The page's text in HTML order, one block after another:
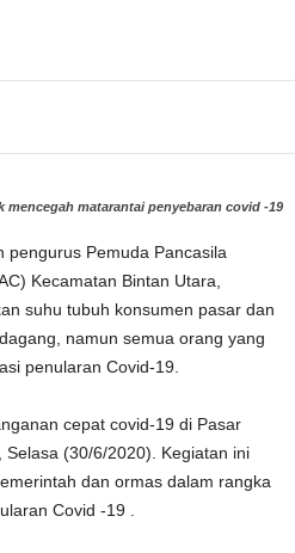
mencegah matarantai penyebaran covid -19
pengurus Pemuda Pancasila
Kecamatan Bintan Utara,
suhu tubuh konsumen pasar dan
namun semua orang yang
penularan Covid-19.
cepat covid-19 di Pasar
(30/6/2020). Kegiatan ini
dan ormas dalam rangka
Covid -19 .